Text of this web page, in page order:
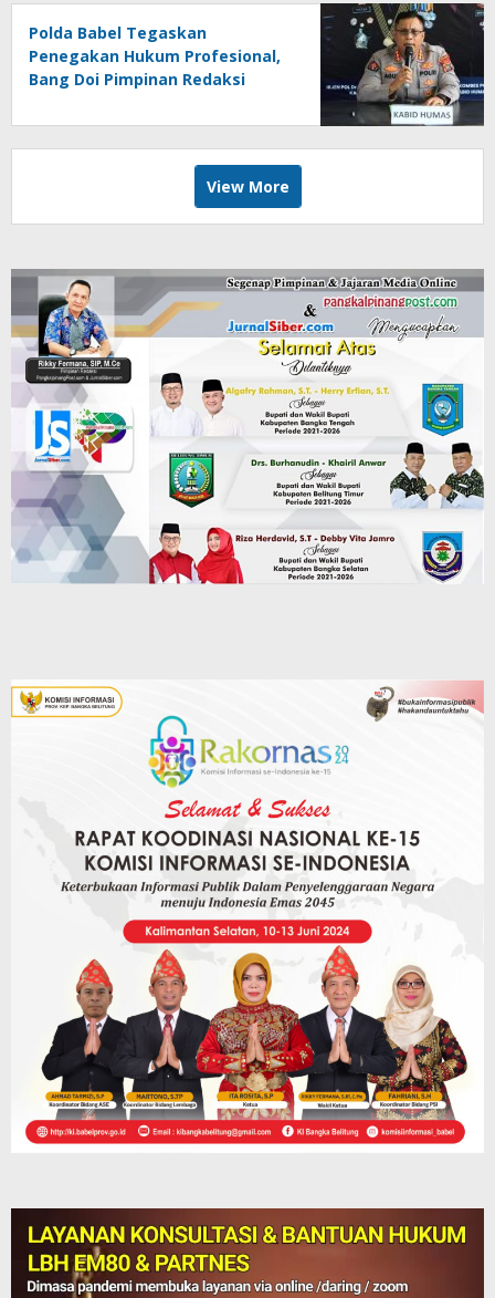
Polda Babel Tegaskan
Penegakan Hukum Profesional,
Bang Doi Pimpinan Redaksi
Dua Kali Tak Hadiri Panggilan
View More